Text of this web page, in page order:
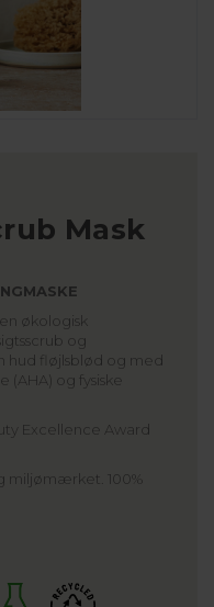
Mask
økologisk
og
hud fløjlsblød og med
og fysiske
Excellence Award
miljømærket. 100%